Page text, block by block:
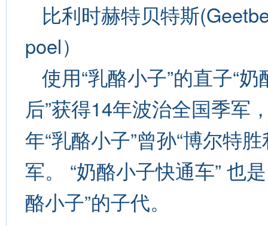
比利时赫特贝特斯
poel）
使用“乳酪小子”的直子“
后”获得14年波治全国季军
年“乳酪小子”曾孙“博尔特
军。 “奶酪小子快通车” 也
酪小子”的子代。